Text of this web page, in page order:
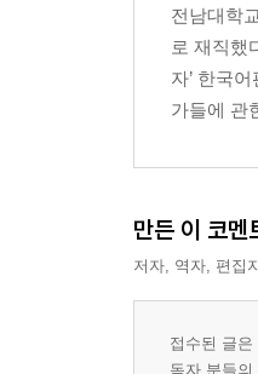
전남대학
로 재직했
자’ 한국
가들에 관
만든 이 코멘
저자, 역자, 편집
접수된 글은
독자 분들